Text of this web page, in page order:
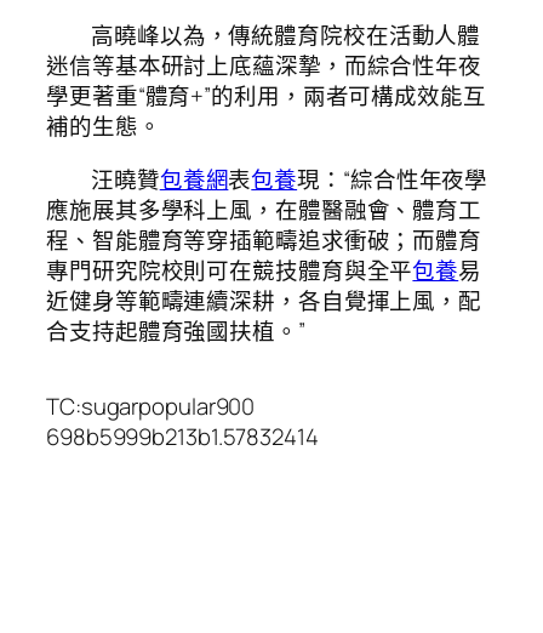
高曉峰以為，傳統體育院校在活動人體
迷信等基本研討上底蘊深摯，而綜合性年夜
學更著重“體育+”的利用，兩者可構成效能互
補的生態。
汪曉贊包養網表包養現：“綜合性年夜學
應施展其多學科上風，在體醫融會、體育工
程、智能體育等穿插範疇追求衝破；而體育
專門研究院校則可在競技體育與全平包養易
近健身等範疇連續深耕，各自覺揮上風，配
合支持起體育強國扶植。”
TC:sugarpopular900
698b5999b213b1.57832414